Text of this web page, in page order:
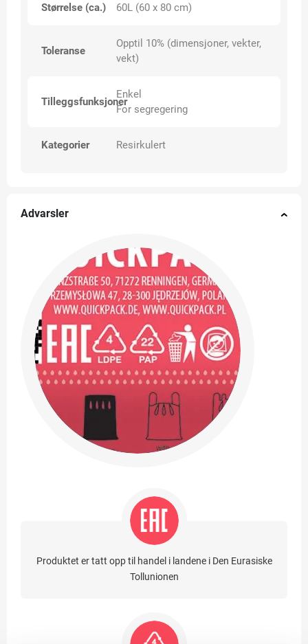
Størrelse (ca.) 60L (60 x 80 cm)
Toleranse
Opptil 10% (dimensjoner, vekter,
vekt)
Tilleggsfunksjoner
Enkel
For segregering
Kategorier Resirkulert
Advarsler
Produktet er tatt opp til handel i landene i Den Eurasiske
Tollunionen